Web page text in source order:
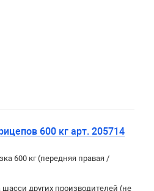
600 кг арт. 205714
600 кг (передняя правая /
других производителей (не